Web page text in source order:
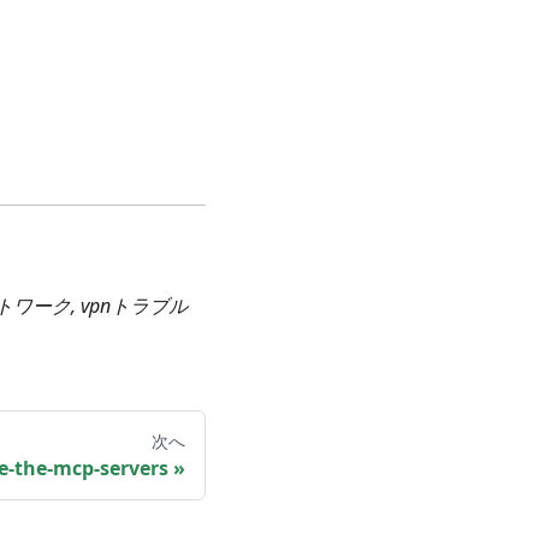
ワーク, vpnトラブル
次へ
the-mcp-servers